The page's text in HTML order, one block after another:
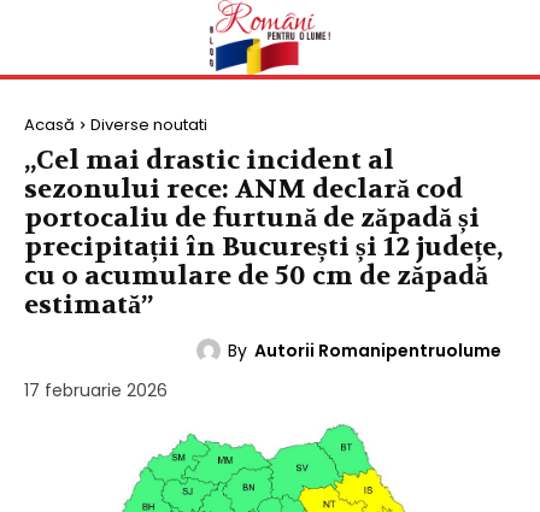
Acasă Diverse noutati
„Cel mai drastic incident al
sezonului rece: ANM declară cod
portocaliu de furtună de zăpadă și
precipitații în București și 12 județe,
cu o acumulare de 50 cm de zăpadă
estimată”
By Autorii Romanipentruolume
17 februarie 2026